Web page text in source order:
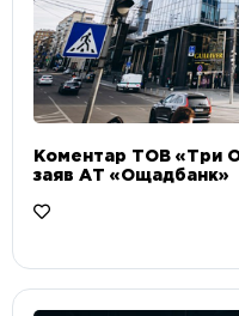
Коментар ТОВ «Три
заяв АТ «Ощадбанк»